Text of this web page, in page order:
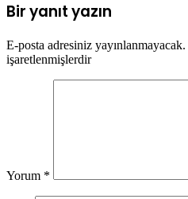
Bir yanıt yazın
E-posta adresiniz yayınlanmayacak.
işaretlenmişlerdir
Yorum *